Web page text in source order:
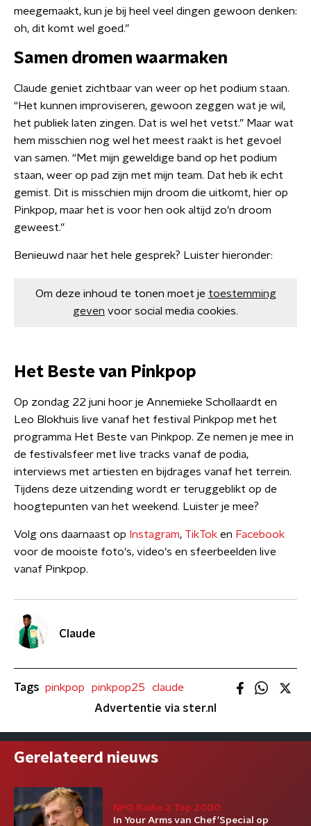
meegemaakt, kun je bij heel veel dingen gewoon denken:
oh, dit komt wel goed.”
Samen dromen waarmaken
Claude geniet zichtbaar van weer op het podium staan.
“Het kunnen improviseren, gewoon zeggen wat je wil,
het publiek laten zingen. Dat is wel het vetst.” Maar wat
hem misschien nog wel het meest raakt is het gevoel
van samen. “Met mijn geweldige band op het podium
staan, weer op pad zijn met mijn team. Dat heb ik echt
gemist. Dit is misschien mijn droom die uitkomt, hier op
Pinkpop, maar het is voor hen ook altijd zo’n droom
geweest.”
Benieuwd naar het hele gesprek? Luister hieronder:
Om deze inhoud te tonen moet je toestemming
geven voor social media cookies.
Het Beste van Pinkpop
Op zondag 22 juni hoor je Annemieke Schollaardt en
Leo Blokhuis live vanaf het festival Pinkpop met het
programma Het Beste van Pinkpop. Ze nemen je mee in
de festivalsfeer met live tracks vanaf de podia,
interviews met artiesten en bijdrages vanaf het terrein.
Tijdens deze uitzending wordt er teruggeblikt op de
hoogtepunten van het weekend. Luister je mee?
Volg ons daarnaast op Instagram, TikTok en Facebook
voor de mooiste foto's, video's en sfeerbeelden live
vanaf Pinkpop.
Claude
Tags pinkpop pinkpop25
claude
Advertentie via ster.nl
Gerelateerd nieuws
NPO Radio 2 Top 2000
In Your Arms van Chef'Special op